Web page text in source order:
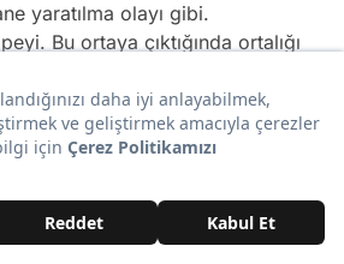
yaratılma olayı gibi.
Bu ortaya çıktığında ortalığı
dinlenmiş diye ortalığı
miydin? Niye sesin çıkmıyor?
durumundasın. Başka bir şey daha
Bütün yaptıklarınız, ettikleriniz
anımsarsınız takip eden
bilir. Bütün yaptıklarınız,